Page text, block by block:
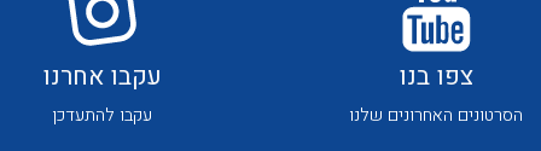
צפו בנו
הסרטונים האחרונים שלנו
עקבו אחרנו
עקבו להתעדכן